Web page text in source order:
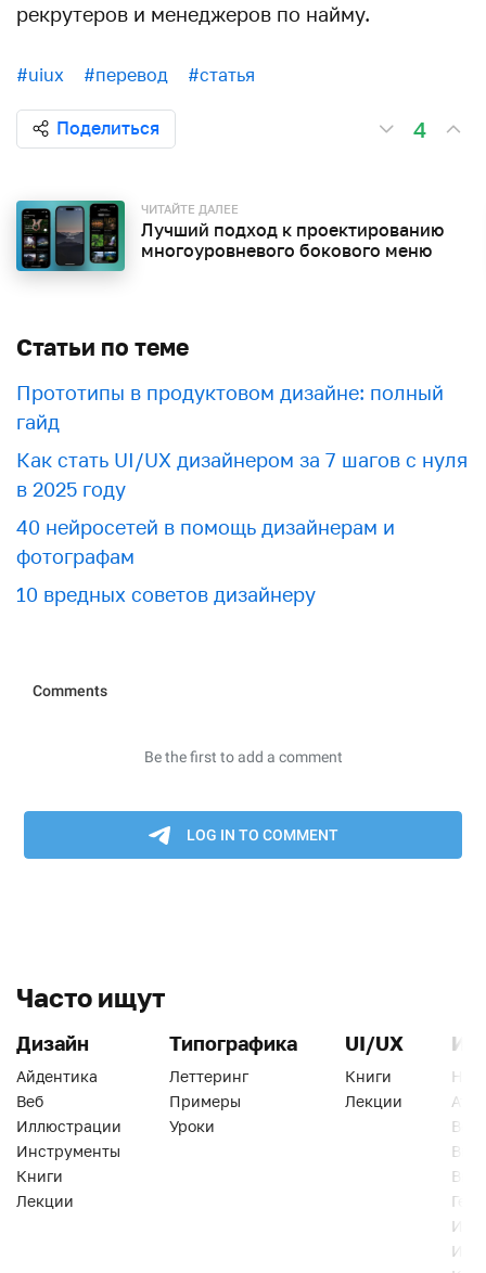
рекрутеров и менеджеров по найму.
#uiux #перевод #статья
Поделиться 4
ЧИТАЙТЕ ДАЛЕЕ
Лучший подход к проектированию
многоуровневого бокового меню
Статьи по теме
Прототипы в продуктовом дизайне: полный
гайд
Как стать UI/UX дизайнером за 7 шагов с нуля
в 2025 году
40 нейросетей в помощь дизайнерам и
фотографам
10 вредных советов дизайнеру
Часто ищут
Дизайн
Айдентика
Веб
Иллюстрации
Инструменты
Книги
Лекции
Типографика
Леттеринг
Примеры
Уроки
UI/UX
Книги
Лекции
Веб